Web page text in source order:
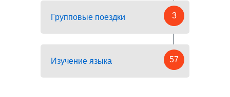
Групповые поездки 3
Изучение языка 57